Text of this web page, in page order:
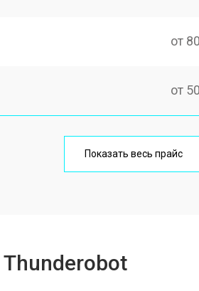
от
от
от
Показать весь прайс